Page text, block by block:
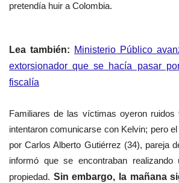
pretendía huir a Colombia.
Lea también: Ministerio Público
extorsionador que se hacía pasar
fiscalía
Familiares de las víctimas oyeron
intentaron comunicarse con Kelvin; pero
por Carlos Alberto Gutiérrez (34), pareja
informó que se encontraban
propiedad. Sin embargo, la mañana